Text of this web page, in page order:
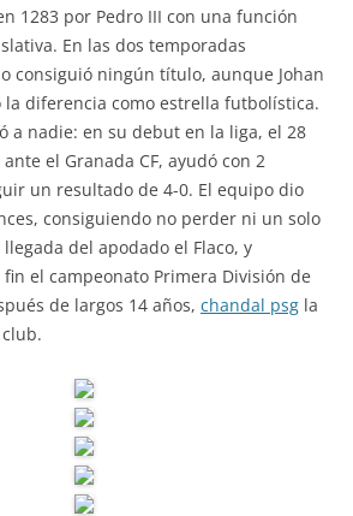
1283 por Pedro III con una función
En las dos temporadas
consiguió ningún título, aunque Johan
diferencia como estrella futbolística.
a nadie: en su debut en la liga, el 28
el Granada CF, ayudó con 2
un resultado de 4-0. El equipo dio
consiguiendo no perder ni un solo
del apodado el Flaco, y
el campeonato Primera División de
de largos 14 años, chandal psg la